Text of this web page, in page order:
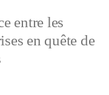
entre les
en quête de